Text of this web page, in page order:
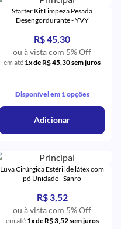
Starter Kit Limpeza Pesada
Desengordurante - YVY
R$ 45,30
ou à vista com 5% Off
em até 1x de R$ 45,30 sem juros
Disponível em 1 opções
Adicionar
Luva Cirúrgica Estéril de látex com
pó Unidade - Sanro
R$ 3,52
ou à vista com 5% Off
em até 1x de R$ 3,52 sem juros